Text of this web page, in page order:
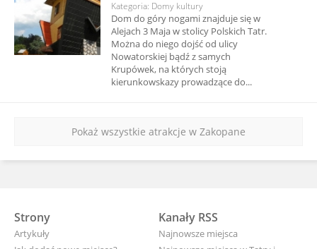
Kategoria: Domy kultury
Dom do góry nogami znajduje się w
Alejach 3 Maja w stolicy Polskich Tatr.
Można do niego dojść od ulicy
Nowatorskiej bądź z samych
Krupówek, na których stoją
kierunkowskazy prowadzące do...
Pokaż wszystkie atrakcje w Zakopane
Strony
Artykuły
Kanały RSS
Najnowsze miejsca